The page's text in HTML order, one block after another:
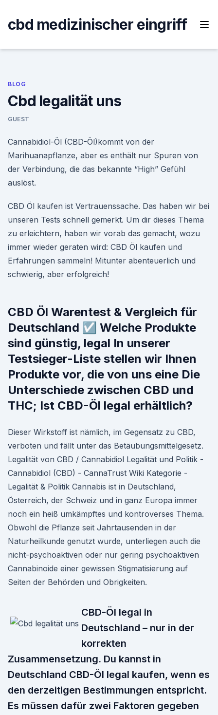
content
cbd medizinischer eingriff
BLOG
Cbd legalität uns
GUEST
Cannabidiol-Öl (CBD-Öl)kommt von der
Marihuanapflanze, aber es enthält nur Spuren von
der Verbindung, die das bekannte “High” Gefühl
auslöst.
CBD Öl kaufen ist Vertrauenssache. Das haben wir bei
unseren Tests schnell gemerkt. Um dir dieses Thema
zu erleichtern, haben wir vorab das gemacht, wozu
immer wieder geraten wird: CBD Öl kaufen und
Erfahrungen sammeln! Mitunter abenteuerlich und
schwierig, aber erfolgreich!
CBD Öl Warentest & Vergleich für
Deutschland ☑️ Welche Produkte
sind günstig, legal In unserer
Testsieger-Liste stellen wir Ihnen
Produkte vor, die von uns eine Die
Unterschiede zwischen CBD und
THC; Ist CBD-Öl legal erhältlich?
Dieser Wirkstoff ist nämlich, im Gegensatz zu CBD,
verboten und fällt unter das Betäubungsmittelgesetz.
Legalität von CBD / Cannabidiol Legalität und Politik -
Cannabidiol (CBD) - CannaTrust Wiki Kategorie -
Legalität & Politik Cannabis ist in Deutschland,
Österreich, der Schweiz und in ganz Europa immer
noch ein heiß umkämpftes und kontroverses Thema.
Obwohl die Pflanze seit Jahrtausenden in der
Naturheilkunde genutzt wurde, unterliegen auch die
nicht-psychoaktiven oder nur gering psychoaktiven
Cannabinoide einer gewissen Stigmatisierung auf
Seiten der Behörden und Obrigkeiten.
CBD-Öl legal in
Deutschland – nur in der
korrekten
Zusammensetzung. Du kannst in
Deutschland CBD-Öl legal kaufen, wenn es
den derzeitigen Bestimmungen entspricht.
Es müssen dafür zwei Faktoren gegeben